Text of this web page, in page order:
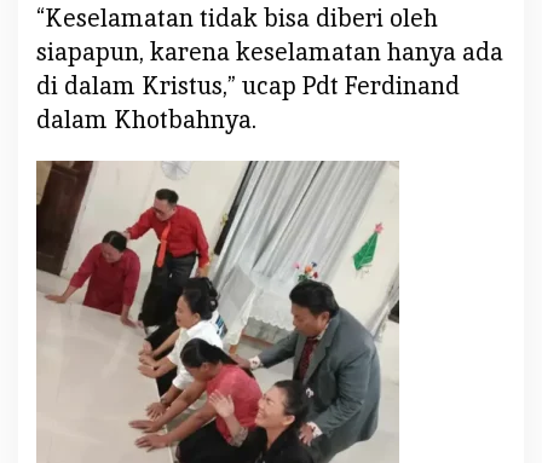
“Keselamatan tidak bisa diberi oleh
siapapun, karena keselamatan hanya ada
di dalam Kristus,” ucap Pdt Ferdinand
dalam Khotbahnya.